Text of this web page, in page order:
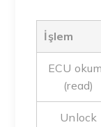
İşlem
ECU
(read)
Unlock